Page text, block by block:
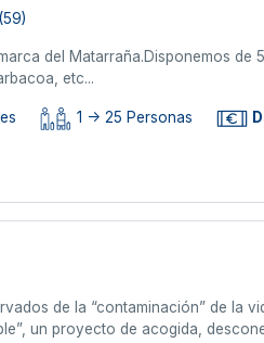
(59)
del Matarraña.Disponemos de
etc...
1 -> 25 Personas
de la “contaminación” de la
un proyecto de acogida,